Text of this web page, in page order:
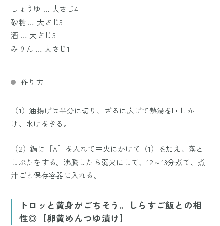
しょうゆ … 大さじ4
砂糖 … 大さじ5
酒 … 大さじ3
みりん … 大さじ1
作り方
（1）油揚げは半分に切り、ざるに広げて熱湯を回しか
け、水けをきる。
（2）鍋に［A］を入れて中火にかけて（1）を加え、落と
しぶたをする。沸騰したら弱火にして、12～13分煮て、煮
汁ごと保存容器に入れる。
トロッと黄身がごちそう。しらすご飯との相
性◎【卵黄めんつゆ漬け】